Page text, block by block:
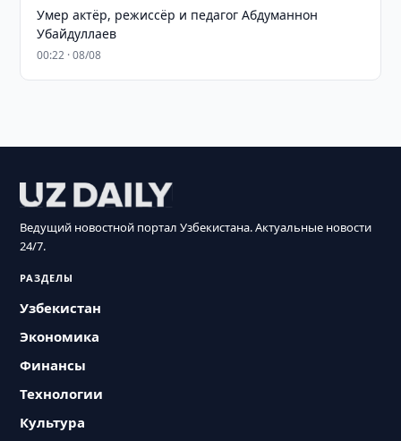
Умер актёр, режиссёр и педагог Абдуманнон
Убайдуллаев
00:22 · 08/08
Ведущий новостной портал Узбекистана. Актуальные новости
24/7.
РАЗДЕЛЫ
Узбекистан
Экономика
Финансы
Технологии
Культура